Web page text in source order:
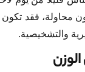
محاولة، فقد
والتشخيصية.